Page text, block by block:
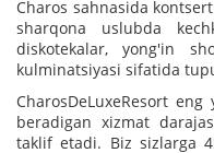
Charos sahnasida
sharqona uslubda
diskotekalar, yong'in
kulminatsiyasi sifatida
CharosDeLuxeResort
beradigan xizmat
taklif etadi. Biz sizlarga